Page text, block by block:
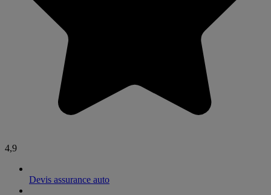
4,9
Devis assurance auto